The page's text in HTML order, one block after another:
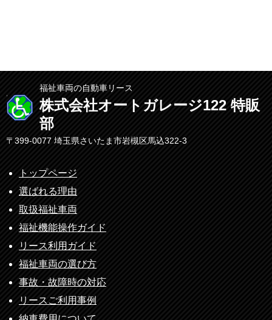
福祉車両の自動車リース
株式会社オートガレージ122 特販
部
〒399-0077 埼玉県さいたま市岩槻区馬込322-3
トップページ
選ばれる理由
取扱福祉車両
福祉機能操作ガイド
リース利用ガイド
福祉車両の選び方
事故・故障時の対応
リースご利用事例